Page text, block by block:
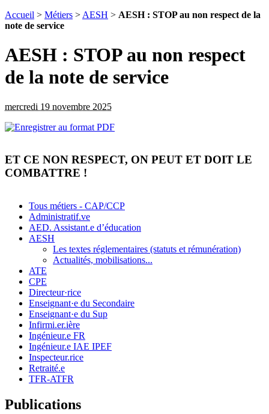
Accueil > Métiers > AESH > AESH : STOP au non respect de la
note de service
AESH : STOP au non respect
de la note de service
mercredi 19 novembre 2025
ET CE NON RESPECT, ON PEUT ET DOIT LE
COMBATTRE !
Tous métiers - CAP/CCP
Administratif.ve
AED. Assistant.e d’éducation
AESH
Les textes réglementaires (statuts et rémunération)
Actualités, mobilisations...
ATE
CPE
Directeur·rice
Enseignant·e du Secondaire
Enseignant·e du Sup
Infirmi.er.ière
Ingénieur.e FR
Ingénieur.e IAE IPEF
Inspecteur.rice
Retraité.e
TFR-ATFR
Publications